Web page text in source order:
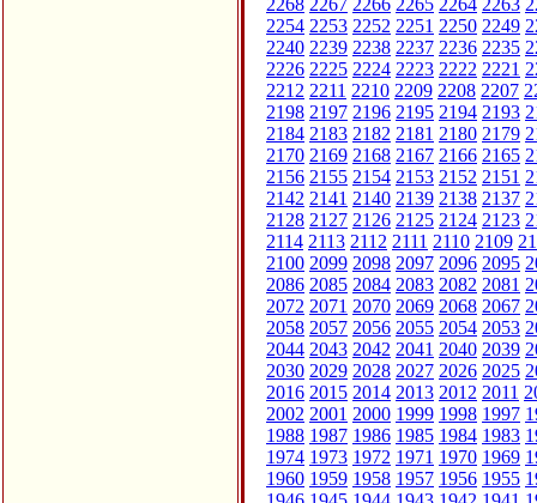
2268 2267 2266 2265 2264 2263
2254 2253 2252 2251 2250 2249
2240 2239 2238 2237 2236 2235
2226 2225 2224 2223 2222 2221
2212 2211 2210 2209 2208 2207
2198 2197 2196 2195 2194 2193
2184 2183 2182 2181 2180 2179
2170 2169 2168 2167 2166 2165
2156 2155 2154 2153 2152 2151
2142 2141 2140 2139 2138 2137
2128 2127 2126 2125 2124 2123
2114 2113 2112 2111 2110 2109
2100 2099 2098 2097 2096 2095
2086 2085 2084 2083 2082 2081
2072 2071 2070 2069 2068 2067
2058 2057 2056 2055 2054 2053
2044 2043 2042 2041 2040 2039
2030 2029 2028 2027 2026 2025
2016 2015 2014 2013 2012 2011
2002 2001 2000 1999 1998 1997
1988 1987 1986 1985 1984 1983
1974 1973 1972 1971 1970 1969
1960 1959 1958 1957 1956 1955